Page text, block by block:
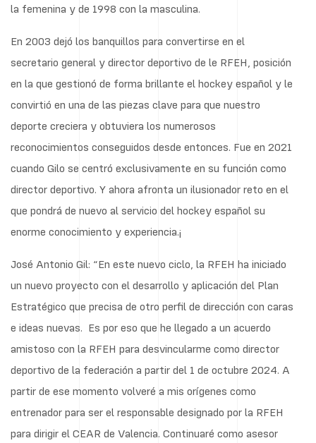
la femenina y de 1998 con la masculina.
En 2003 dejó los banquillos para convertirse en el
secretario general y director deportivo de le RFEH, posición
en la que gestionó de forma brillante el hockey español y le
convirtió en una de las piezas clave para que nuestro
deporte creciera y obtuviera los numerosos
reconocimientos conseguidos desde entonces. Fue en 2021
cuando Gilo se centró exclusivamente en su función como
director deportivo. Y ahora afronta un ilusionador reto en el
que pondrá de nuevo al servicio del hockey español su
enorme conocimiento y experiencia.¡
José Antonio Gil: “En este nuevo ciclo, la RFEH ha iniciado
un nuevo proyecto con el desarrollo y aplicación del Plan
Estratégico que precisa de otro perfil de dirección con caras
e ideas nuevas. Es por eso que he llegado a un acuerdo
amistoso con la RFEH para desvincularme como director
deportivo de la federación a partir del 1 de octubre 2024. A
partir de ese momento volveré a mis orígenes como
entrenador para ser el responsable designado por la RFEH
para dirigir el CEAR de Valencia. Continuaré como asesor